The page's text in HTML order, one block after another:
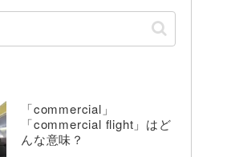
「commercial」
「commercial flight」はど
んな意味？